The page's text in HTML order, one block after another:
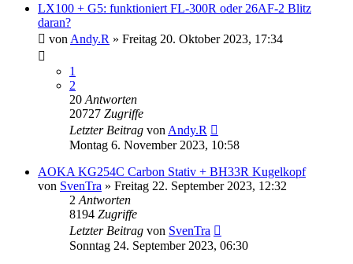
LX100 + G5: funktioniert FL-300R oder 26AF-2 Blitz
daran?
von Andy.R » Freitag 20. Oktober 2023, 17:34
1
2
20 Antworten
20727 Zugriffe
Letzter Beitrag von Andy.R
Montag 6. November 2023, 10:58
AOKA KG254C Carbon Stativ + BH33R Kugelkopf
von SvenTra » Freitag 22. September 2023, 12:32
2 Antworten
8194 Zugriffe
Letzter Beitrag von SvenTra
Sonntag 24. September 2023, 06:30